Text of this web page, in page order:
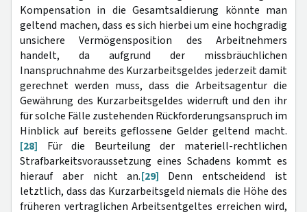
Kompensation in die Gesamtsaldierung könnte man
geltend machen, dass es sich hierbei um eine hochgradig
unsichere Vermögensposition des Arbeitnehmers
handelt, da aufgrund der missbräuchlichen
Inanspruchnahme des Kurzarbeitsgeldes jederzeit damit
gerechnet werden muss, dass die Arbeitsagentur die
Gewährung des Kurzarbeitsgeldes widerruft und den ihr
für solche Fälle zustehenden Rückforderungsanspruch im
Hinblick auf bereits geflossene Gelder geltend macht.
[28] Für die Beurteilung der materiell-rechtlichen
Strafbarkeitsvoraussetzung eines Schadens kommt es
hierauf aber nicht an.[29] Denn entscheidend ist
letztlich, dass das Kurzarbeitsgeld niemals die Höhe des
früheren vertraglichen Arbeitsentgeltes erreichen wird,